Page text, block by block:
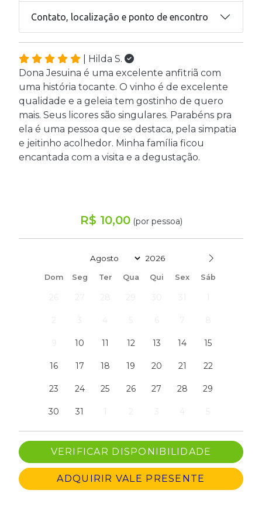
Contato, localização e ponto de encontro
| Hilda S.
Dona Jesuina é uma excelente anfitriã com
uma história tocante. O vinho é de excelente
qualidade e a geleia tem gostinho de quero
mais. Seus licores são singulares. Parabéns pra
ela é uma pessoa que se destaca, pela simpatia
e jeitinho acolhedor. Minha família ficou
encantada com a visita e a degustação.
R$ 10,00 (por pessoa)
Date
Dom Seg Ter Qua Qui Sex Sáb
10 11 12 13 14 15
16 17 18 19 20 21 22
23 24 25 26 27 28 29
30 31
ADQUIRIR VALE PRESENTE